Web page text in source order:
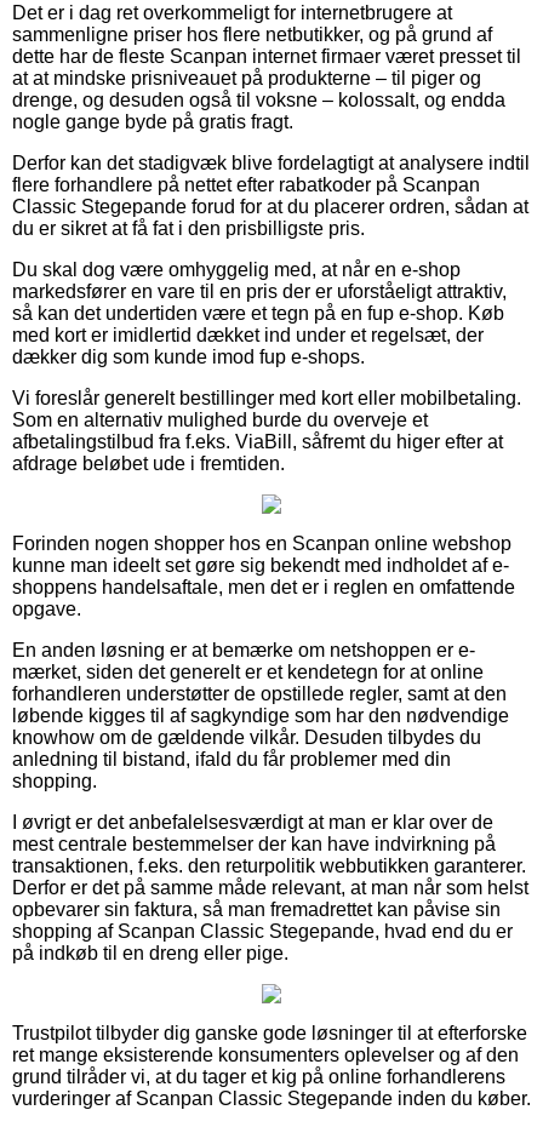
Det er i dag ret overkommeligt for internetbrugere at
sammenligne priser hos flere netbutikker, og på grund af
dette har de fleste Scanpan internet firmaer været presset til
at at mindske prisniveauet på produkterne – til piger og
drenge, og desuden også til voksne – kolossalt, og endda
nogle gange byde på gratis fragt.
Derfor kan det stadigvæk blive fordelagtigt at analysere indtil
flere forhandlere på nettet efter rabatkoder på Scanpan
Classic Stegepande forud for at du placerer ordren, sådan at
du er sikret at få fat i den prisbilligste pris.
Du skal dog være omhyggelig med, at når en e-shop
markedsfører en vare til en pris der er uforståeligt attraktiv,
så kan det undertiden være et tegn på en fup e-shop. Køb
med kort er imidlertid dækket ind under et regelsæt, der
dækker dig som kunde imod fup e-shops.
Vi foreslår generelt bestillinger med kort eller mobilbetaling.
Som en alternativ mulighed burde du overveje et
afbetalingstilbud fra f.eks. ViaBill, såfremt du higer efter at
afdrage beløbet ude i fremtiden.
Forinden nogen shopper hos en Scanpan online webshop
kunne man ideelt set gøre sig bekendt med indholdet af e-
shoppens handelsaftale, men det er i reglen en omfattende
opgave.
En anden løsning er at bemærke om netshoppen er e-
mærket, siden det generelt er et kendetegn for at online
forhandleren understøtter de opstillede regler, samt at den
løbende kigges til af sagkyndige som har den nødvendige
knowhow om de gældende vilkår. Desuden tilbydes du
anledning til bistand, ifald du får problemer med din
shopping.
I øvrigt er det anbefalelsesværdigt at man er klar over de
mest centrale bestemmelser der kan have indvirkning på
transaktionen, f.eks. den returpolitik webbutikken garanterer.
Derfor er det på samme måde relevant, at man når som helst
opbevarer sin faktura, så man fremadrettet kan påvise sin
shopping af Scanpan Classic Stegepande, hvad end du er
på indkøb til en dreng eller pige.
Trustpilot tilbyder dig ganske gode løsninger til at efterforske
ret mange eksisterende konsumenters oplevelser og af den
grund tilråder vi, at du tager et kig på online forhandlerens
vurderinger af Scanpan Classic Stegepande inden du køber.